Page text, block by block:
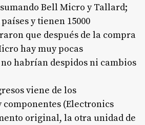
Bell Micro y Tallard;
y tienen 15000
que después de la compra
hay muy pocas
habrían despidos ni cambios
viene de los
componentes (Electronics
original, la otra unidad de